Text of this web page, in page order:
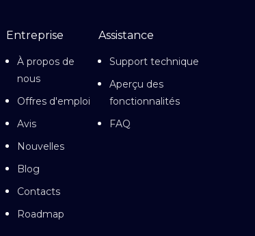
Entreprise
À propos de
nous
Offres d'emploi
Avis
Nouvelles
Blog
Contacts
Roadmap
Assistance
Support technique
Aperçu des
fonctionnalités
FAQ